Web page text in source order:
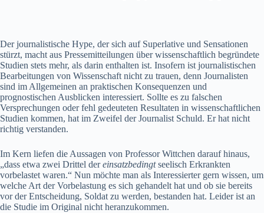
Der journalistische Hype, der sich auf Superlative und Sensationen
stürzt, macht aus Pressemitteilungen über wissenschaftlich begründete
Studien stets mehr, als darin enthalten ist. Insofern ist journalistischen
Bearbeitungen von Wissenschaft nicht zu trauen, denn Journalisten
sind im Allgemeinen an praktischen Konsequenzen und
prognostischen Ausblicken interessiert. Sollte es zu falschen
Versprechungen oder fehl gedeuteten Resultaten in wissenschaftlichen
Studien kommen, hat im Zweifel der Journalist Schuld. Er hat nicht
richtig verstanden.
Im Kern liefen die Aussagen von Professor Wittchen darauf hinaus,
„dass etwa zwei Drittel dereinsatzbedingtseelisch Erkrankten
vorbelastet waren.“ Nun möchte man als Interessierter gern wissen, um
welche Art der Vorbelastung es sich gehandelt hat und ob sie bereits
vor der Entscheidung, Soldat zu werden, bestanden hat. Leider ist an
die Studie im Original nicht heranzukommen.